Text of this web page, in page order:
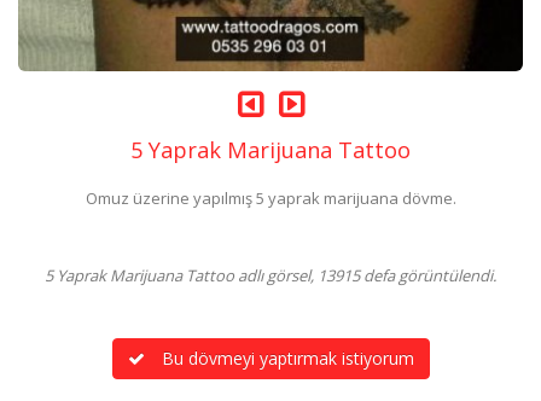
5 Yaprak Marijuana Tattoo
Omuz üzerine yapılmış 5 yaprak marijuana dövme.
5 Yaprak Marijuana Tattoo adlı görsel, 13915 defa görüntülendi.
Bu dövmeyi yaptırmak istiyorum